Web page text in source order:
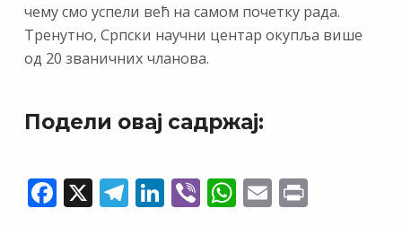
чему смо успели већ на самом почетку рада.
Тренутно, Српски научни центар окупља више
од 20 званичних чланова.
Подели овај садржај:
F X T Li Vi W E Pr